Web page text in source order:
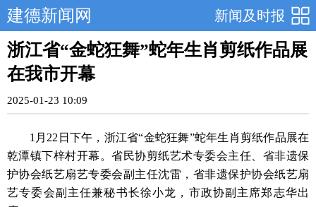
新闻及时报
建德新闻网
浙江省“金蛇狂舞”蛇年生肖剪纸作品展
在我市开幕
2025-01-23 10:09
1月22日下午，浙江省“金蛇狂舞”蛇年生肖剪纸作品展在
乾潭镇下梓村开幕。省民协剪纸艺术专委会主任、省非遗保
护协会纸艺扇艺专委会副主任沈雷，省非遗保护协会纸艺扇
艺专委会副主任兼秘书长徐小龙，市政协副主席郑志华出